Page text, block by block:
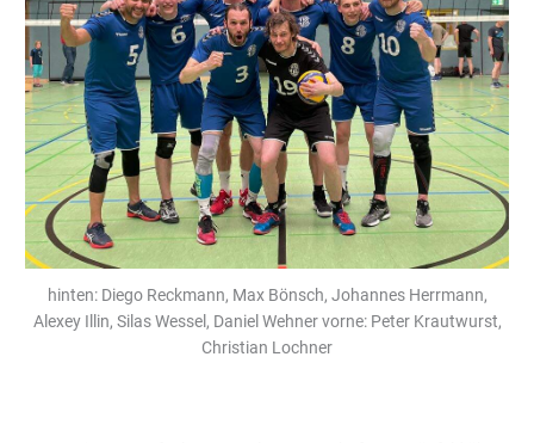
hinten: Diego Reckmann, Max Bönsch, Johannes Herrmann,
Alexey Illin, Silas Wessel, Daniel Wehner vorne: Peter Krautwurst,
Christian Lochner